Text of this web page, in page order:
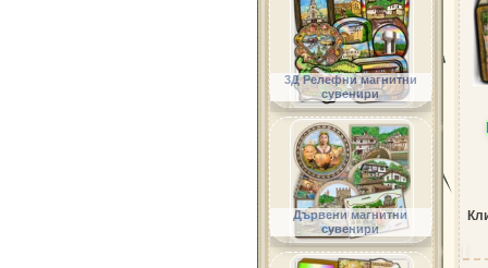
3Д Релефни магнитни
сувенири
Дървени магнитни
сувенири